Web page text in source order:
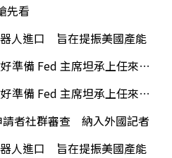
先看
器人進口 旨在提振美國產能
Fed 主席坦承上任來犯了一些錯
Fed 主席坦承上任來犯了一些錯
請者社群審查 納入外國記者
器人進口 旨在提振美國產能